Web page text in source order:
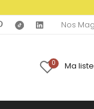
Nos
0 Ma